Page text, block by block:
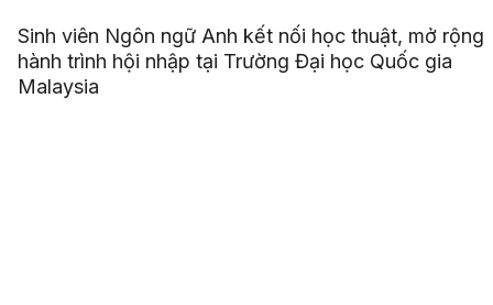
Sinh viên Ngôn ngữ Anh kết nối học thuật, mở rộng
hành trình hội nhập tại Trường Đại học Quốc gia
Malaysia